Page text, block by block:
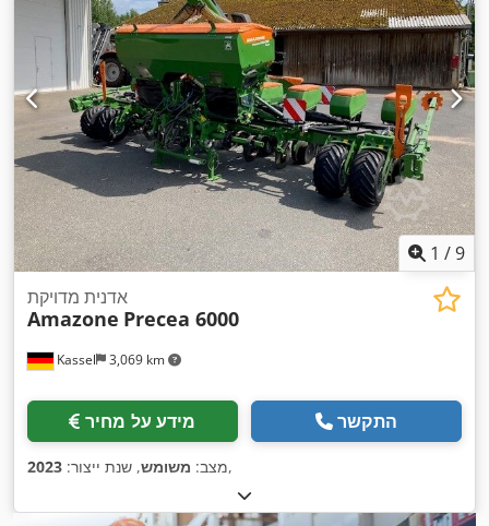
1 /9
Kassel 3,069 km
אדנית מדויקת
Amazone Precea 6000
מידע על מחיר התקשר
מצב: משומש, שנת ייצור: 2023 ,